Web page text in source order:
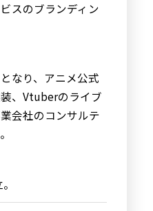
スのブランディン
なり、アニメ公式
、Vtuberのライブ
会社のコンサルテ